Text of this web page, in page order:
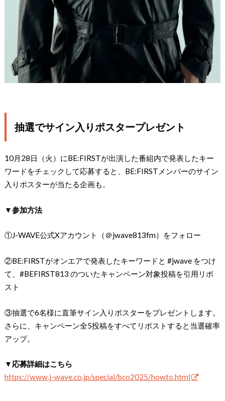
抽選でサイン入りポスタープレゼント
10月28日（火）にBE:FIRSTが出演した番組内で発表したキー
ワードをチェックして応募すると、BE:FIRSTメンバーのサイン
入りポスターが当たる企画も。
▼参加方法
①J-WAVE公式Xアカウント（＠jwave813fm）をフォロー
②BE:FIRSTがオンエアで発表したキーワードと #jwave をつけ
て、#BEFIRST813 のついたキャンペーン対象投稿を引用リポ
スト
③抽選で6名様に直筆サイン入りポスターをプレゼントします。
さらに、キャンペーン全5投稿をすべてリポストすると当選確率
アップ。
▼応募詳細はこちら
https://www.j-wave.co.jp/special/bco2025/howto.html